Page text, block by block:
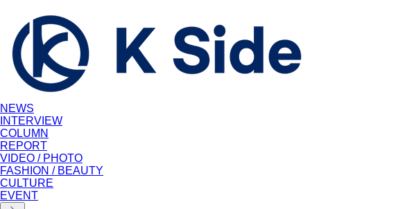
NEWS
INTERVIEW
COLUMN
REPORT
VIDEO / PHOTO
FASHION / BEAUTY
CULTURE
EVENT